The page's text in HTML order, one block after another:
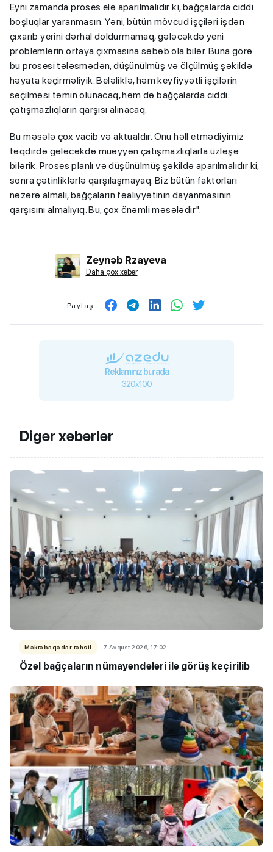
Eyni zamanda proses elə aparılmalıdır ki, bağçalarda ciddi
boşluqlar yaranmasın. Yəni, bütün mövcud işçiləri işdən
çıxarıb yerini dərhal doldurmamaq, gələcəkdə yeni
problemlərin ortaya çıxmasına səbəb ola bilər. Buna görə
bu prosesi tələsmədən, düşünülmüş və ölçülmüş şəkildə
həyata keçirməliyik. Beləliklə, həm keyfiyyətli işçilərin
seçilməsi təmin olunacaq, həm də bağçalarda ciddi
çatışmazlıqların qarşısı alınacaq.
Bu məsələ çox vacib və aktualdır. Onu həll etmədiyimiz
təqdirdə gələcəkdə müəyyən çatışmazlıqlarla üzləşə
bilərik. Proses planlı və düşünülmüş şəkildə aparılmalıdır ki,
sonra çətinliklərlə qarşılaşmayaq. Biz bütün faktorları
nəzərə almalı, bağçaların fəaliyyətinin dayanmasının
qarşısını almalıyıq. Bu, çox önəmli məsələdir".
Zeynəb Rzayeva
Daha çox xəbər
Paylaş:
Reklamınız burada
320x100
Digər xəbərlər
Məktəbəqədər təhsil 7 Avqust 2026, 17:02
Özəl bağçaların nümayəndələri ilə görüş keçirilib